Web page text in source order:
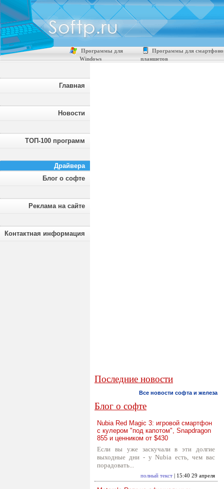
Программы для
Windows
Программы для
планшетов
Главная
Новости
ТОП-100 программ
Драйвера
Блог о софте
Реклама на сайте
Контактная информация
Последние новости
Все новости софта и железа
Блог о софте
Nubia Red Magic 3: игровой смартфон
с кулером "под капотом", Snapdragon
855 и ценником от $430
Если вы уже заскучали в эти долгие
выходные дни - у Nubia есть, чем вас
порадовать...
полный текст | 15:40 29 апреля